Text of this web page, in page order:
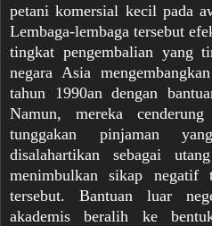
petani komersial kecil pada
Lembaga-lembaga tersebut
tingkat pengembalian yang
negara Asia
tahun 1990an dengan
Namun, mereka
tunggakan pinjaman
disalahartikan sebagai
menimbulkan sikap negatif
tersebut. Bantuan luar
akademis beralih ke